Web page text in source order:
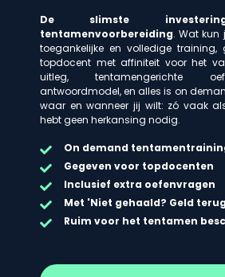
De slimste
tentamenvoorbereiding. Wat kun
toegankelijke en volledige training,
topdocent met affiniteit voor het
uitleg, tentamengerichte
antwoordmodel, en alles is on
waar en wanneer jij wilt: zó vaak
hebt geen herkansing nodig.
On demand
Gegeven voor topdocenten
Inclusief extra oefenvragen
Met 'Niet gehaald? Geld
Ruim voor het tentamen